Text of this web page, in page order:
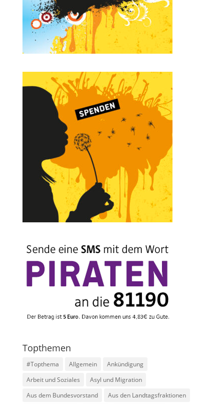
Topthemen
#Topthema Allgemein
Ankündigung
Arbeit und Soziales
Asyl und Migration
Aus dem Bundesvorstand
Aus den Landtagsfraktionen